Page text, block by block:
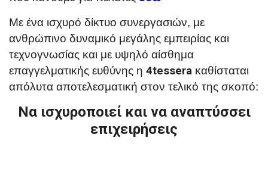
Με ένα ισχυρό δίκτυο συνεργασιών, με
ανθρώπινο δυναμικό μεγάλης εμπειρίας και
τεχνογνωσίας και με υψηλό αίσθημα
επαγγελματικής ευθύνης η 4tessera καθίσταται
απόλυτα αποτελεσματική στον τελικό της σκοπό:
Να ισχυροποιεί και να αναπτύσσει
επιχειρήσεις